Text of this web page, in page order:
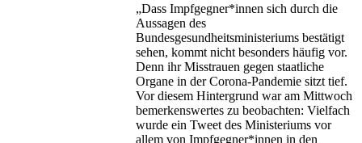
„Dass Impfgegner*innen sich durch die
Aussagen des
Bundesgesundheitsministeriums bestätigt
sehen, kommt nicht besonders häufig vor.
Denn ihr Misstrauen gegen staatliche
Organe in der Corona-Pandemie sitzt tief.
Vor diesem Hintergrund war am Mittwoch
bemerkenswertes zu beobachten: Vielfach
wurde ein Tweet des Ministeriums vor
allem von Impfgegner*innen in den